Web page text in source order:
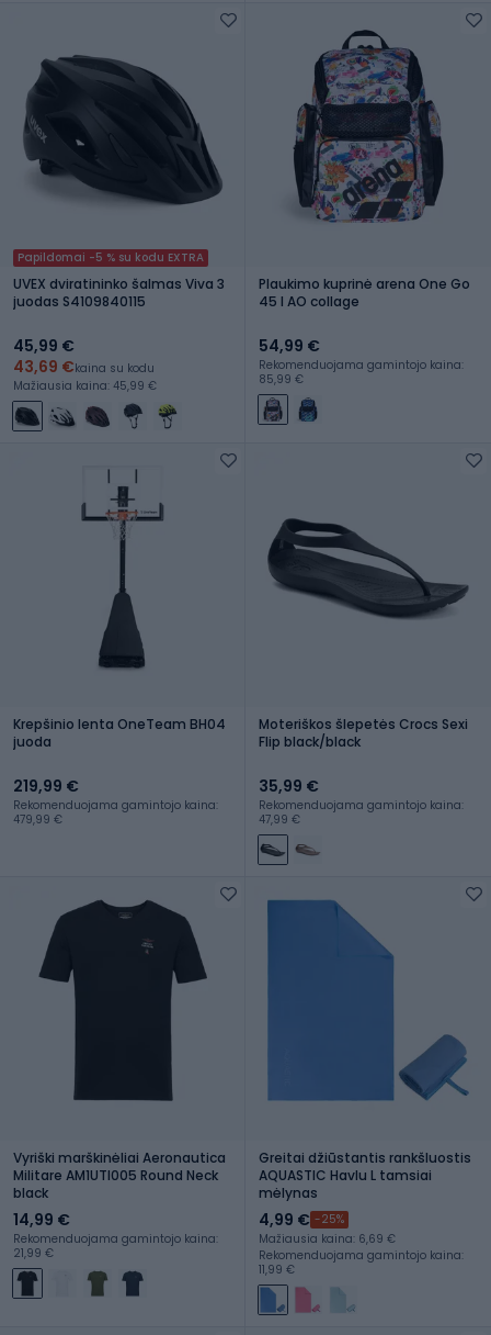
Papildomai -5 % su kodu EXTRA
UVEX dviratininko šalmas Viva 3
juodas S4109840115
45,99 €
43,69 €kaina su kodu
Mažiausia kaina: 45,99 €
Plaukimo kuprinė arena One Go
45 l AO collage
54,99 €
Rekomenduojama gamintojo kaina:
85,99 €
Krepšinio lenta OneTeam BH04
juoda
219,99 €
Rekomenduojama gamintojo kaina:
479,99 €
Moteriškos šlepetės Crocs Sexi
Flip black/black
35,99 €
Rekomenduojama gamintojo kaina:
47,99 €
Vyriški marškinėliai Aeronautica
Militare AM1UTI005 Round Neck
black
14,99 €
Rekomenduojama gamintojo kaina:
21,99 €
Greitai džiūstantis rankšluostis
AQUASTIC Havlu L tamsiai
mėlynas
4,99 € -25%
Mažiausia kaina: 6,69 €
Rekomenduojama gamintojo kaina:
11,99 €